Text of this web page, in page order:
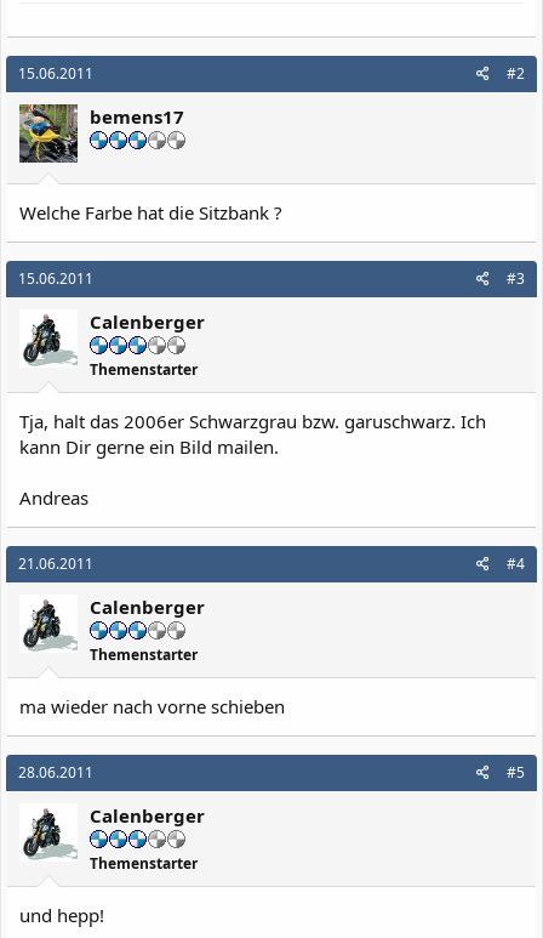
15.06.2011 #2
bemens17
Welche Farbe hat die Sitzbank ?
15.06.2011 #3
Calenberger
Themenstarter
Tja, halt das 2006er Schwarzgrau bzw. garuschwarz. Ich
kann Dir gerne ein Bild mailen.
Andreas
21.06.2011 #4
Calenberger
Themenstarter
ma wieder nach vorne schieben
28.06.2011 #5
Calenberger
Themenstarter
und hepp!